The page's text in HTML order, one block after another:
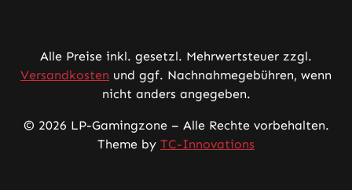
Alle Preise inkl. gesetzl. Mehrwertsteuer zzgl.
Versandkosten und ggf. Nachnahmegebühren, wenn
nicht anders angegeben.
© 2026 LP-Gamingzone – Alle Rechte vorbehalten.
Theme by TC-Innovations